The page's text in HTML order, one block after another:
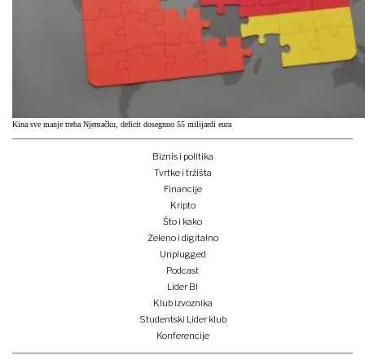
Kina sve manje treba Njemačku, deficit dosegnuo 55 milijardi eura
Biznis i politika
Tvrtke i tržišta
Financije
Kripto
Što i kako
Zeleno i digitalno
Unplugged
Podcast
Lider BI
Klub izvoznika
Studentski Lider klub
Konferencije